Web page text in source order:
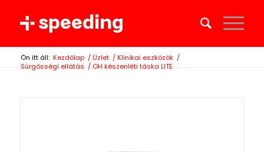
Ön itt áll: Kezdőlap / Üzlet / Klinikai eszközök /
Sürgősségi ellátás / OH készenléti táska LITE